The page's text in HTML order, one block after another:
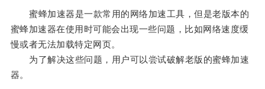
蜜蜂加速器是一款常用的网络加速工具，但是老版本的
蜜蜂加速器在使用时可能会出现一些问题，比如网络速度缓
慢或者无法加载特定网页。
为了解决这些问题，用户可以尝试破解老版的蜜蜂加速
器。